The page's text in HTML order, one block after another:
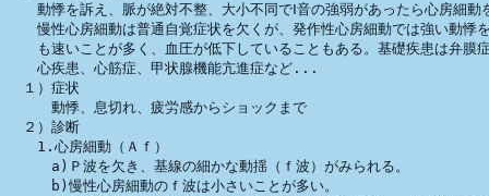
動悸を訴え、脈が絶対不整、大小不同でⅠ音の強弱があったら心房細動
慢性心房細動は普通自覚症状を欠くが、発作性心房細動では強い動悸
も速いことが多く、血圧が低下していることもある。基礎疾患は弁膜
心疾患、心筋症、甲状腺機能亢進症など...
１）症状
動悸、息切れ、疲労感からショックまで
２）診断
1.心房細動（Ａｆ）
a)Ｐ波を欠き、基線の細かな動揺（ｆ波）がみられる。
b)慢性心房細動のｆ波は小さいことが多い。